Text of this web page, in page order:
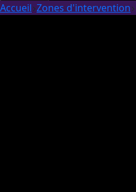
Accueil Zones d'intervention